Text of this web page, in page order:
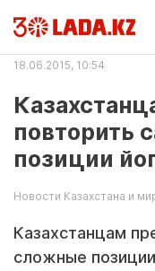
18.06.2015, 10:54
повторить
позиции
Новости Казахстана и
Казахстанцам
сложные